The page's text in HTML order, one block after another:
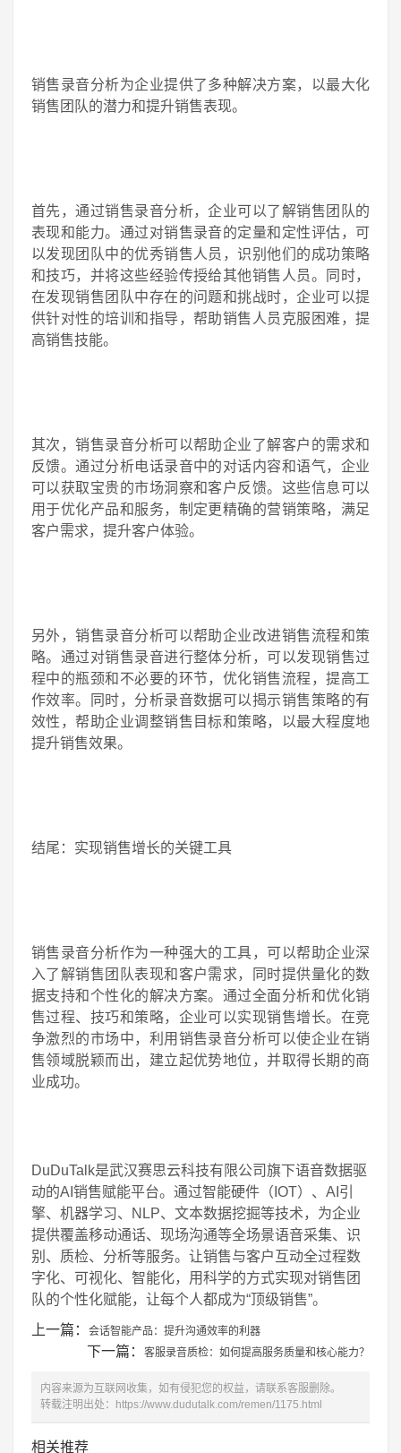
销售录音分析为企业提供了多种解决方案，以最大化
销售团队的潜力和提升销售表现。
首先，通过销售录音分析，企业可以了解销售团队的
表现和能力。通过对销售录音的定量和定性评估，可
以发现团队中的优秀销售人员，识别他们的成功策略
和技巧，并将这些经验传授给其他销售人员。同时，
在发现销售团队中存在的问题和挑战时，企业可以提
供针对性的培训和指导，帮助销售人员克服困难，提
高销售技能。
其次，销售录音分析可以帮助企业了解客户的需求和
反馈。通过分析电话录音中的对话内容和语气，企业
可以获取宝贵的市场洞察和客户反馈。这些信息可以
用于优化产品和服务，制定更精确的营销策略，满足
客户需求，提升客户体验。
另外，销售录音分析可以帮助企业改进销售流程和策
略。通过对销售录音进行整体分析，可以发现销售过
程中的瓶颈和不必要的环节，优化销售流程，提高工
作效率。同时，分析录音数据可以揭示销售策略的有
效性，帮助企业调整销售目标和策略，以最大程度地
提升销售效果。
结尾：实现销售增长的关键工具
销售录音分析作为一种强大的工具，可以帮助企业深
入了解销售团队表现和客户需求，同时提供量化的数
据支持和个性化的解决方案。通过全面分析和优化销
售过程、技巧和策略，企业可以实现销售增长。在竞
争激烈的市场中，利用销售录音分析可以使企业在销
售领域脱颖而出，建立起优势地位，并取得长期的商
业成功。
DuDuTalk是武汉赛思云科技有限公司旗下语音数据驱
动的AI销售赋能平台。通过智能硬件（IOT）、AI引
擎、机器学习、NLP、文本数据挖掘等技术，为企业
提供覆盖移动通话、现场沟通等全场景语音采集、识
别、质检、分析等服务。让销售与客户互动全过程数
字化、可视化、智能化，用科学的方式实现对销售团
队的个性化赋能，让每个人都成为“顶级销售”。
上一篇：
会话智能产品：提升沟通效率的利器
下一篇： 客服录音质检：如何提高服务质量和核心能力？
内容来源为互联网收集，如有侵犯您的权益，请联系客服删除。
转载注明出处：
https://www.dudutalk.com/remen/1175.html
相关推荐